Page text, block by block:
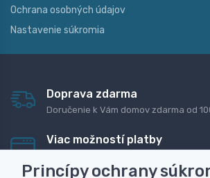
Ochrana osobných údajov
Nastavenie súkromia
Doprava zdarma
Doručenie k Vám domov zdarma od
Viac možností platby
dobierku
Princípy ochrany